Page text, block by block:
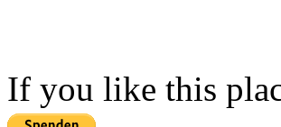
If you like this